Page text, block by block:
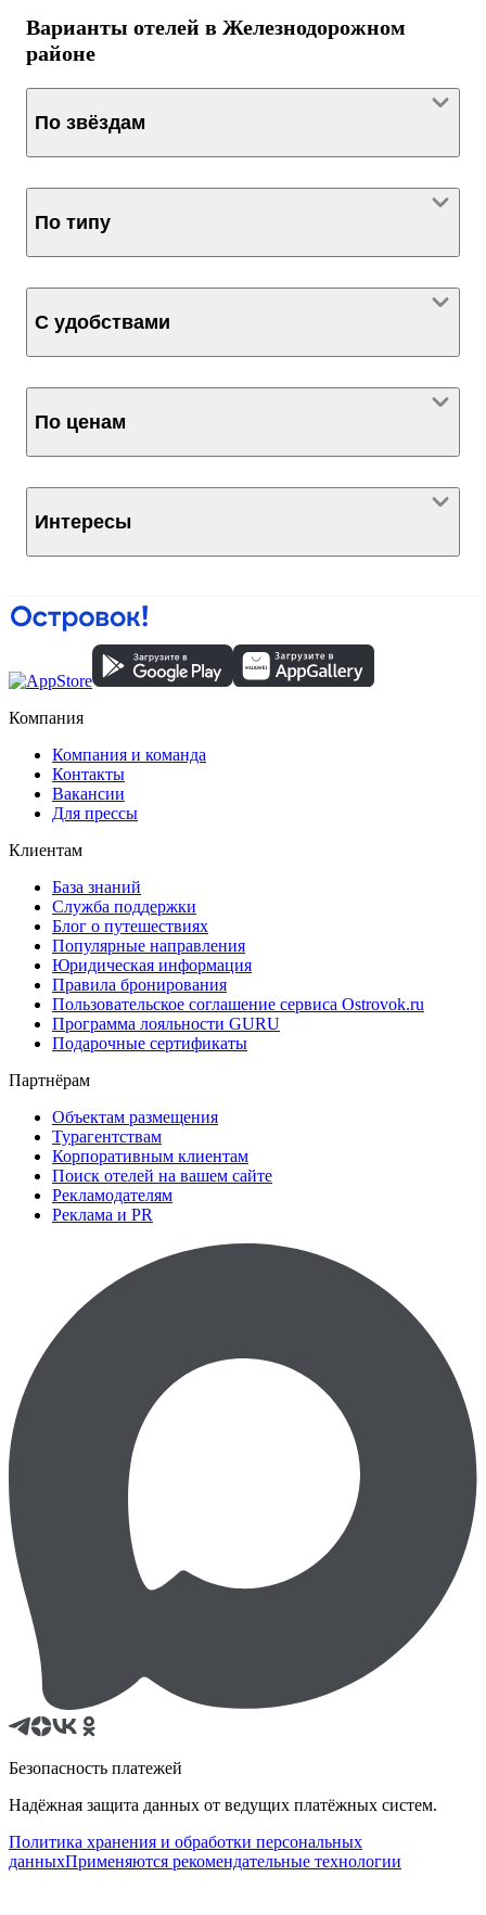
Варианты отелей в Железнодорожном
районе
По звёздам
По типу
С удобствами
По ценам
Интересы
Компания
Компания и команда
Контакты
Вакансии
Для прессы
Клиентам
База знаний
Служба поддержки
Блог о путешествиях
Популярные направления
Юридическая информация
Правила бронирования
Пользовательское соглашение сервиса Ostrovok.ru
Программа лояльности GURU
Подарочные сертификаты
Партнёрам
Объектам размещения
Турагентствам
Корпоративным клиентам
Поиск отелей на вашем сайте
Рекламодателям
Реклама и PR
Безопасность платежей
Надёжная защита данных от ведущих платёжных систем.
Политика хранения и обработки персональных
данныхПрименяются рекомендательные технологии